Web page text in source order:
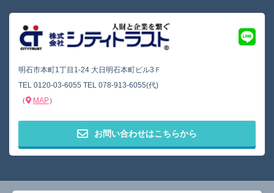
明石市本町1丁目1-24 大日明石本町ビル3Ｆ
TEL 0120-03-6055 TEL 078-913-6055(代)
（
MAP）
お問い合わせはこちらから